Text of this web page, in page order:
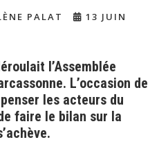
PALAT
13 JUIN
l’Assemblée
L’occasion de
les acteurs du
faire le bilan sur la